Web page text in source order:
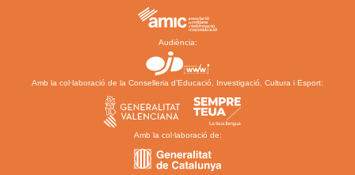
Audiència:
Amb la col·laboració de la Conselleria d’Educació, Investigació, Cultura i Esport:
Amb la col·laboració de: